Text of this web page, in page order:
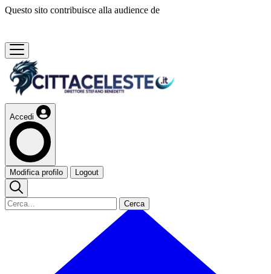
Questo sito contribuisce alla audience de
Accedi
Modifica profilo Logout
Cerca